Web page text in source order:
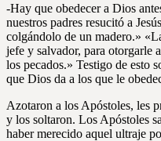
-Hay que obedecer a Dios
nuestros padres resucitó a
colgándolo de un madero.»
jefe y salvador, para otorgarle
los pecados.» Testigo de esto
que Dios da a los que le
Azotaron a los Apóstoles, les
y los soltaron. Los Apóstoles
haber merecido aquel ultraje